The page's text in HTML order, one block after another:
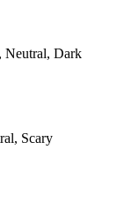
Neutral, Dark
Scary